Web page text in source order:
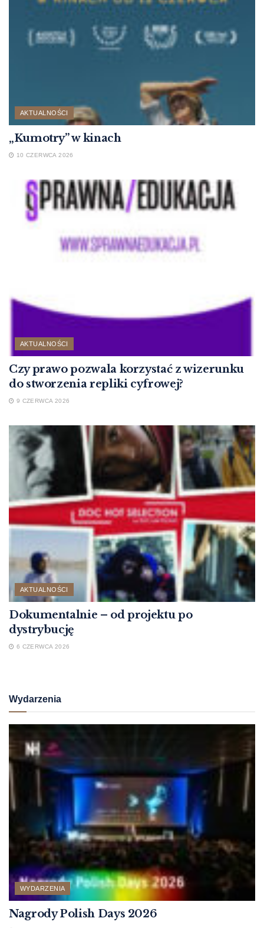
AKTUALNOŚCI
„Kumotry” w kinach
10 CZERWCA 2026
AKTUALNOŚCI
Czy prawo pozwala korzystać z wizerunku
do stworzenia repliki cyfrowej?
9 CZERWCA 2026
AKTUALNOŚCI
Dokumentalnie – od projektu po
dystrybucję
6 CZERWCA 2026
Wydarzenia
WYDARZENIA
Nagrody Polish Days 2026